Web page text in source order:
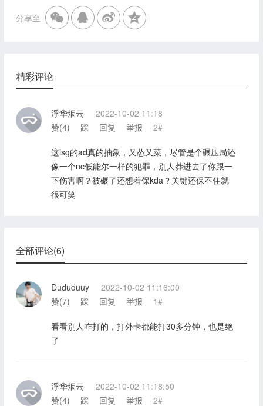
分享至
精彩评论
浮华烟云
2022-10-02 11:18
赞(4) 踩 回复 举报 2#
这isg的ad真的抽象，又怂又菜，尽管是个碾压局还
像一个nc低能尔一样的犯罪，别人莽进去了你跟一
下伤害啊？被碾了还想着保kda？关键还保不住就
很可笑
全部评论(6)
Dududuuy
2022-10-02 11:16:00
赞(7) 踩 回复 举报 1#
看看别人咋打的，打外卡都能打30多分钟，也是绝
了
浮华烟云
2022-10-02 11:18:50
赞(4) 踩 回复 举报 2#